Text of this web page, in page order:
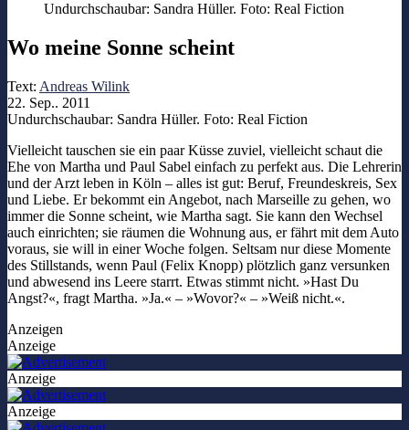
Undurchschaubar: Sandra Hüller. Foto: Real Fiction
Wo meine Sonne scheint
Text: Andreas Wilink
22. Sep.. 2011
Undurchschaubar: Sandra Hüller. Foto: Real Fiction
Vielleicht tauschen sie ein paar Küsse zuviel, vielleicht schaut die
Ehe von Martha und Paul Sabel einfach zu perfekt aus. Die Lehrerin
und der Arzt leben in Köln – alles ist gut: Beruf, Freundeskreis, Sex
und Liebe. Er bekommt ein Angebot, nach Marseille zu gehen, wo
immer die Sonne scheint, wie Martha sagt. Sie kann den Wechsel
auch einrichten; sie räumen die Wohnung aus, er fährt mit dem Auto
voraus, sie will in einer Woche folgen. Seltsam nur diese Momente
des Stillstands, wenn Paul (Felix Knopp) plötzlich ganz versunken
und abwesend ins Leere starrt. Etwas stimmt nicht. »Hast Du
Angst?«, fragt Martha. »Ja.« – »Wovor?« – »Weiß nicht.«.
Anzeigen
Anzeige
Anzeige
Anzeige